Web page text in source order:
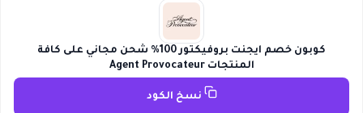
كوبون خصم ايجنت بروفيكتور 100% شحن مجاني على كافة
المنتجات Agent Provocateur
نسخ الكود